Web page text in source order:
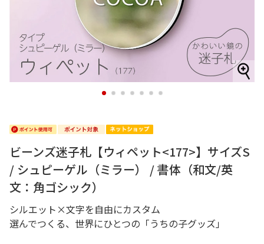
1 2 3 4 5 6 7
ビーンズ迷子札【ウィペット<177>】サイズS
/ シュピーゲル（ミラー） / 書体（和文/英
文：角ゴシック）
シルエット×文字を自由にカスタム
選んでつくる、世界にひとつの「うちの子グッズ」